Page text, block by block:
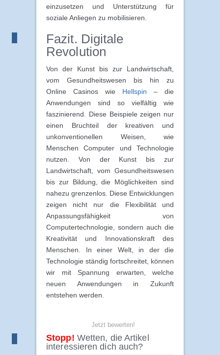
einzusetzen und Unterstützung für
soziale Anliegen zu mobilisieren.
Fazit. Digitale
Revolution
Von der Kunst bis zur Landwirtschaft,
vom Gesundheitswesen bis hin zu
Online Casinos wie Hellspin – die
Anwendungen sind so vielfältig wie
faszinierend. Diese Beispiele zeigen nur
einen Bruchteil der kreativen und
unkonventionellen Weisen, wie
Menschen Computer und Technologie
nutzen. Von der Kunst bis zur
Landwirtschaft, vom Gesundheitswesen
bis zur Bildung, die Möglichkeiten sind
nahezu grenzenlos. Diese Entwicklungen
zeigen nicht nur die Flexibilität und
Anpassungsfähigkeit von
Computertechnologie, sondern auch die
Kreativität und Innovationskraft des
Menschen. In einer Welt, in der die
Technologie ständig fortschreitet, können
wir mit Spannung erwarten, welche
neuen Anwendungen in Zukunft
entstehen werden.
Jetzt bewerten!
Stopp! Wetten, die Artikel
interessieren dich auch?